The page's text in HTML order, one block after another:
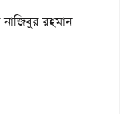
নাজিবুর রহমান